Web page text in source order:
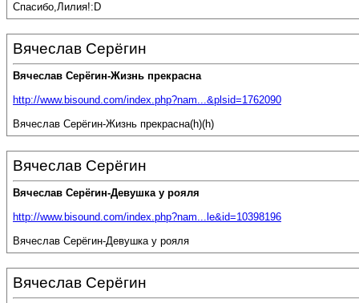
Спасибо,Лилия!:D
Вячеслав Серёгин
Вячеслав Серёгин-Жизнь прекрасна
http://www.bisound.com/index.php?nam...&plsid=1762090
Вячеслав Серёгин-Жизнь прекрасна(h)(h)
Вячеслав Серёгин
Вячеслав Серёгин-Девушка у рояля
http://www.bisound.com/index.php?nam...le&id=10398196
Вячеслав Серёгин-Девушка у рояля
Вячеслав Серёгин